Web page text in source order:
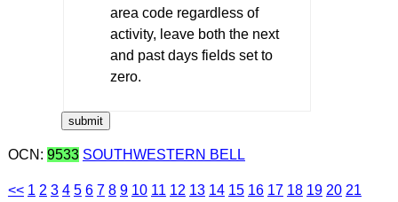
area code regardless of
activity, leave both the next
and past days fields set to
zero.
OCN: 9533 SOUTHWESTERN BELL
<< 1 2 3 4 5 6 7 8 9 10 11 12 13 14 15 16 17 18 19 20 21